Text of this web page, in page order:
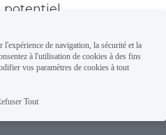
de navigation, la sécurité et la
à l'utilisation de cookies à des fins
vos paramètres de cookies à tout
Tout